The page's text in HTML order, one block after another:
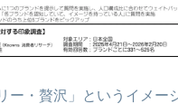
ー・贅沢」というイメー